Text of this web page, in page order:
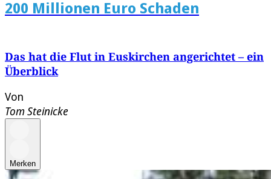
200 Millionen Euro Schaden
Das hat die Flut in Euskirchen angerichtet – ein
Überblick
Von
Tom Steinicke
Merken